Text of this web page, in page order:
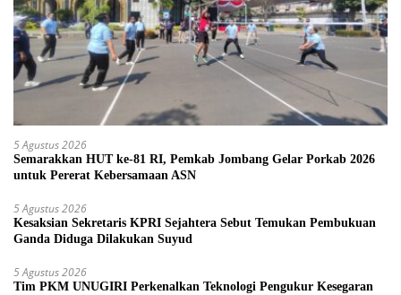
5 Agustus 2026
Semarakkan HUT ke-81 RI, Pemkab Jombang Gelar Porkab 2026
untuk Pererat Kebersamaan ASN
5 Agustus 2026
Kesaksian Sekretaris KPRI Sejahtera Sebut Temukan Pembukuan
Ganda Diduga Dilakukan Suyud
5 Agustus 2026
Tim PKM UNUGIRI Perkenalkan Teknologi Pengukur Kesegaran